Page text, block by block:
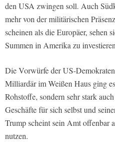
den USA zwingen soll. Auch
mehr von der militärischen
scheinen als die Europäer, sehen
Summen in Amerika zu
Die Vorwürfe der US-
Milliardär im Weißen Haus ging
Rohstoffe, sondern sehr stark
Geschäfte für sich selbst und
Trump scheint sein Amt offenbar
nutzen.